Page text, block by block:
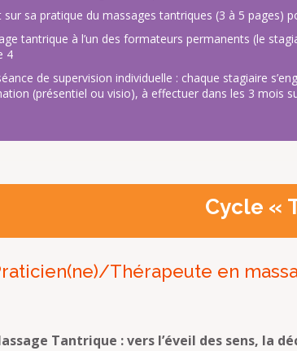
sur sa pratique du massages tantriques (3 à 5 pages)
tantrique à l’un des formateurs permanents (le
4
de supervision individuelle : chaque stagiaire
(présentiel ou visio), à effectuer dans les 3 mois
Cycle «
Thérapeute en
Tantrique : vers l’éveil des sens, la